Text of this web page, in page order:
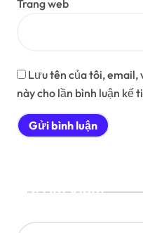
Trang web
Lưu tên của tôi,
này cho lần bình luận kế
Tìm kiếm